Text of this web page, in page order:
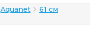
Aquanet
61 см